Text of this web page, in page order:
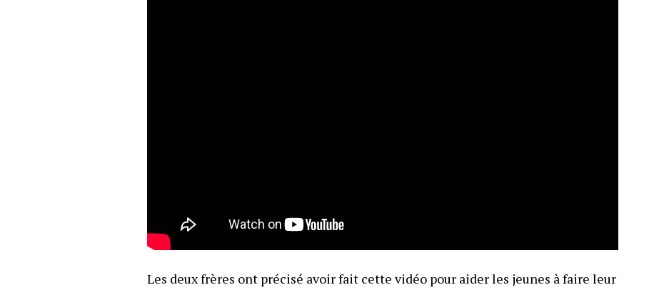
Les deux frères ont précisé avoir fait cette vidéo pour aider les jeunes à faire leur